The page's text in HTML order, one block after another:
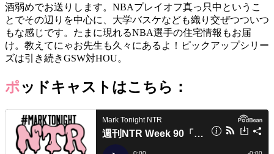
酒弱めでお送りします。NBAプレイオフ真っ只中というこ
とでその辺りを中心に、大学バスケなども織り交ぜつついつ
もな感じです。たまに現れるNBA選手の住宅情報もお届
け。教えてにゃお先生も久々にあるよ！ピックアップシリー
ズは引き続きGSW対HOU。
ポッドキャストはこちら：